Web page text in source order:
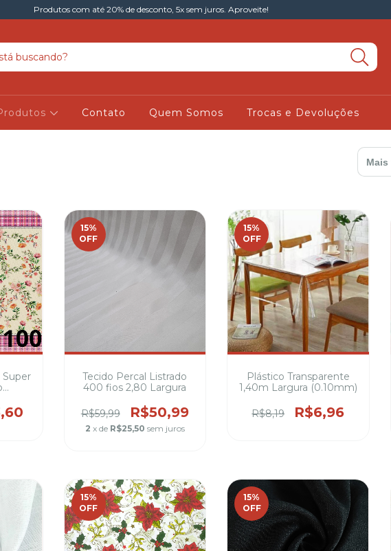
Produtos com até 20% de desconto, 5x sem juros. Aproveite!
Contato Quem Somos Trocas e Devoluções
Super
15%
OFF
Tecido Percal Listrado
400 fios 2,80 Largura
R$59,99 R$50,99
2 x de R$25,50 sem juros
15%
OFF
Plástico Transparente
1,40m Largura (0.10mm)
R$8,19 R$6,96
15%
OFF
15%
OFF